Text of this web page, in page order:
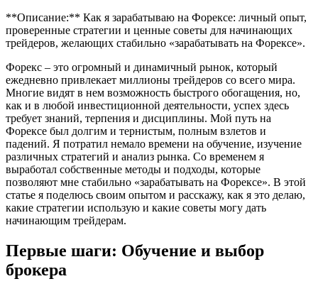
**Описание:** Как я зарабатываю на Форексе: личный опыт,
проверенные стратегии и ценные советы для начинающих
трейдеров, желающих стабильно «зарабатывать на Форексе».
Форекс – это огромный и динамичный рынок, который
ежедневно привлекает миллионы трейдеров со всего мира.
Многие видят в нем возможность быстрого обогащения, но,
как и в любой инвестиционной деятельности, успех здесь
требует знаний, терпения и дисциплины. Мой путь на
Форексе был долгим и тернистым, полным взлетов и
падений. Я потратил немало времени на обучение, изучение
различных стратегий и анализ рынка. Со временем я
выработал собственные методы и подходы, которые
позволяют мне стабильно «зарабатывать на Форексе». В этой
статье я поделюсь своим опытом и расскажу, как я это делаю,
какие стратегии использую и какие советы могу дать
начинающим трейдерам.
Первые шаги: Обучение и выбор
брокера